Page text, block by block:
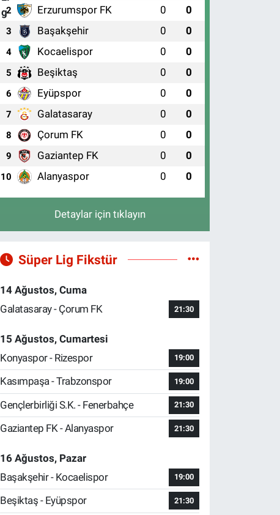
2 Erzurumspor FK 0 0
3 Başakşehir 0 0
4 Kocaelispor 0 0
5 Beşiktaş 0 0
6 Eyüpspor 0 0
7 Galatasaray 0 0
8 Çorum FK 0 0
9 Gaziantep FK 0 0
10 Alanyaspor 0 0
Detaylar için tıklayın
Süper Lig Fikstür
14 Ağustos, Cuma
Galatasaray - Çorum FK
21:30
15 Ağustos, Cumartesi
Konyaspor - Rizespor
19:00
Kasımpaşa - Trabzonspor 19:00
Gençlerbirliği S.K. - Fenerbahçe 21:30
Gaziantep FK - Alanyaspor 21:30
16 Ağustos, Pazar
Başakşehir - Kocaelispor
19:00
Beşiktaş - Eyüpspor 21:30